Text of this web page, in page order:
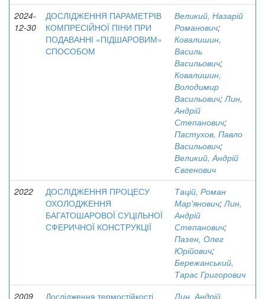
2024-
12-30
ДОСЛІДЖЕННЯ ПАРАМЕТРІВ
КОМПРЕСІЙНОЇ ПІНИ ПРИ
ПОДАВАННІ «ПІДШАРОВИМ»
СПОСОБОМ
Великий, Назарій
Романович;
Ковалишин,
Василь
Васильович;
Ковалишин,
Володимир
Васильович;Лин,
Андрій
Степанович;
Пастухов, Павло
Васильович;
Великий, Андрій
Євгенович
2022
ДОСЛІДЖЕННЯ ПРОЦЕСУ
ОХОЛОДЖЕННЯ
БАГАТОШАРОВОЇ СУЦІЛЬНОЇ
СФЕРИЧНОЇ КОНСТРУКЦІЇ
Тацій, Роман
Мар'янович;Лин,
Андрій
Степанович;
Пазен, Олег
Юрійович;
Бережанський,
Тарас Григорович
2009
Дослідження термостійкості Лин, Андрій